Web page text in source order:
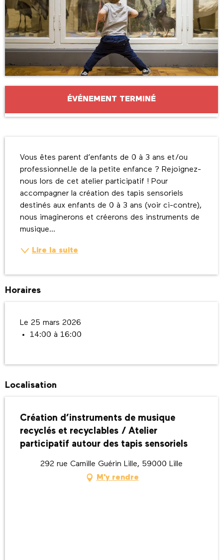
Ouverture et coordonnées
ÉVÉNEMENT TERMINÉ
Vous êtes parent d’enfants de 0 à 3 ans et/ou
professionnel.le de la petite enfance ? Rejoignez-
nous lors de cet atelier participatif ! Pour
accompagner la création des tapis sensoriels
destinés aux enfants de 0 à 3 ans (voir ci-contre),
nous imaginerons et créerons des instruments de
musique...
Lire la suite
Horaires
Le 25 mars 2026
14:00 à 16:00
Localisation
Création d’instruments de musique
recyclés et recyclables / Atelier
participatif autour des tapis sensoriels
292 rue Camille Guérin Lille, 59000 Lille
M'y rendre